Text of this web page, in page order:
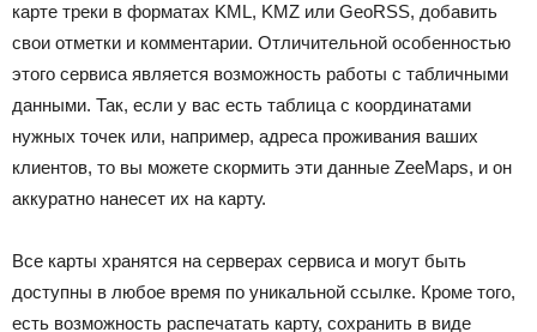
карте треки в форматах KML, KMZ или GeoRSS, добавить
свои отметки и комментарии. Отличительной особенностью
этого сервиса является возможность работы с табличными
данными. Так, если у вас есть таблица с координатами
нужных точек или, например, адреса проживания ваших
клиентов, то вы можете скормить эти данные ZeeMaps, и он
аккуратно нанесет их на карту.
Все карты хранятся на серверах сервиса и могут быть
доступны в любое время по уникальной ссылке. Кроме того,
есть возможность распечатать карту, сохранить в виде